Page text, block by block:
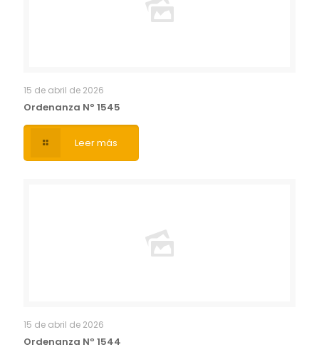
15 de abril de 2026
Ordenanza Nº 1545
Leer más
15 de abril de 2026
Ordenanza Nº 1544